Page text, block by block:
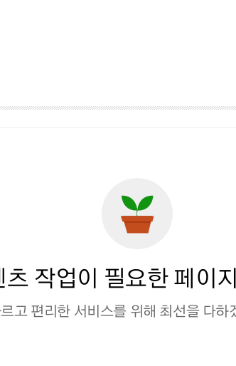
츠 작업이 필요한 페이
고 편리한 서비스를 위해 최선을 다하